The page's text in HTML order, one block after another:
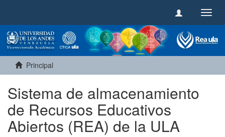
Principal
Sistema de almacenamiento
de Recursos Educativos
Abiertos (REA) de la ULA